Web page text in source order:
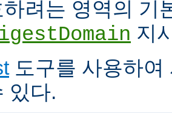
려는 영역의 기
지
도구를 사용하여
있다.